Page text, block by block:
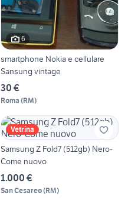
6
smartphone Nokia e cellulare
Sansung vintage
30 €
Roma (RM)
Vetrina
Samsung Z Fold7 (512gb) Nero-
Come nuovo
1.000 €
San Cesareo(RM)